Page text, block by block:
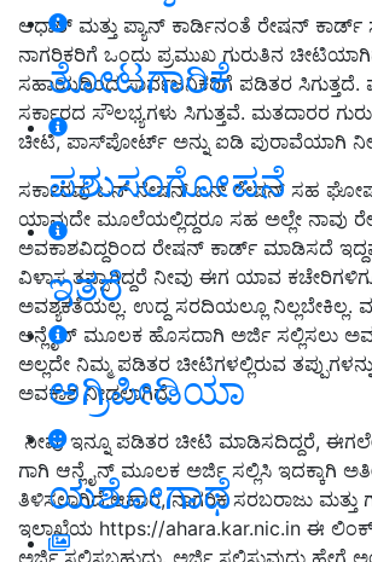
ತೋಟಗಾರಿಕೆ
ಪಶುಸಂಗೋಪನೆ
ಇತರೆ
ಅಗ್ರಿಪೀಡಿಯಾ
ಯಶೋಗಾಥೆ
ಆಧಾರ್ ಮತ್ತು ಪ್ಯಾನ್ ಕಾರ್ಡಿನಂತೆ ರೇಷನ್
ನಾಗರಿಕರಿಗೆ ಒಂದು ಪ್ರಮುಖ ಗುರುತಿನ
ಸಹಾಯದಿಂದ ಸಾರ್ವಜನಿಕರಿಗೆ ಪಡಿತರ ಸಿಗುತ್ತದೆ.
ಸರ್ಕಾರದ ಸೌಲಭ್ಯಗಳು ಸಿಗುತ್ತವೆ. ಮತದಾರರ
ಚೀಟಿ, ಪಾಸ್‌ಪೋರ್ಟ್ ಅನ್ನು ಐಡಿ ಪುರಾವೆಯಾಗಿ
ಸರ್ಕಾರವು ಒನ್ ನೇಷನ್ ಒನ್ ರೇಷನ್ ಸಹ
ಯಾವುದೇ ಮೂಲೆಯಲ್ಲಿದ್ದರೂ ಸಹ ಅಲ್ಲೇ ನಾವು
ಅವಕಾಶವಿದ್ದರಿಂದ ರೇಷನ್ ಕಾರ್ಡ್ ಮಾಡಿಸದೆ
ವಿಳಾಸ ತಪ್ಪಾಗಿದ್ದರೆ ನೀವು ಈಗ ಯಾವ
ಅವಶ್ಯಕತೆಯಲ್ಲ. ಉದ್ದ ಸರದಿಯಲ್ಲೂ ನಿಲ್ಲಬೇಕಿಲ್ಲ.
ಆನ್ಲೈನ್ ಮೂಲಕ ಹೊಸದಾಗಿ ಅರ್ಜಿ ಸಲ್ಲಿಸಲು
ಅಲ್ಲದೇ ನಿಮ್ಮ ಪಡಿತರ ಚೀಟಿಗಳಲ್ಲಿರುವ
ಅವಕಾಶ ನೀಡಲಾಗಿದೆ.
ನೀವು ಇನ್ನೂ ಪಡಿತರ ಚೀಟಿ ಮಾಡಿಸದಿದ್ದರೆ,
ಗಾಗಿ ಆನ್ಲೈನ್ ಮೂಲಕ ಅರ್ಜಿ ಸಲ್ಲಿಸಿ ಇದಕ್ಕಾಗಿ
ತಿಳಿಸಲಾಗಿದೆ.ಆಹಾರ, ನಾಗರಿಕ ಸರಬರಾಜು ಮತ್ತು
ಇಲಾಖೆಯ https://ahara.kar.nic.in ಈ
ಅರ್ಜಿ ಸಲ್ಲಿಸಬಹುದು. ಅರ್ಜಿ ಸಲ್ಲಿಸುವುದು ಹೇಗೆ